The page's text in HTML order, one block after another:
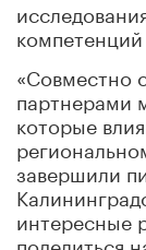
«Совместно
партнерами
которые
завершили
интересные
поделиться